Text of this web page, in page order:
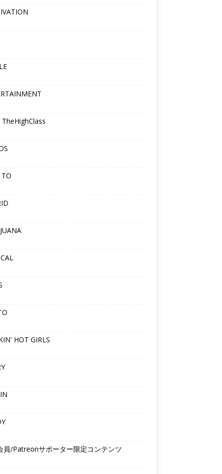
HOT GIRLS
員/Patreonサポーター限定コンテンツ